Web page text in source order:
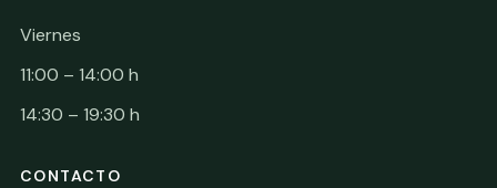
Viernes
11:00 – 14:00 h
14:30 – 19:30 h
CONTACTO